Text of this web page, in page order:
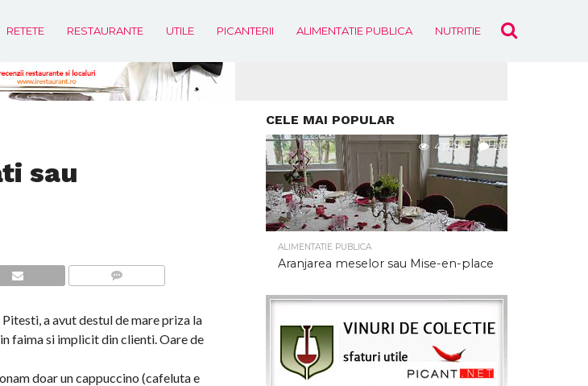
RETETE RESTAURANTE UTILE PICANTERII ALIMENTATIE PUBLICA NUTRITIE EVENIMENTE
sau
a avut destul de mare priza la
faima si implicit din clienti. Oare de
doar un cappuccino (cafeluta e
CELE MAI POPULAR
437.2K 2
ALIMENTATIE PUBLICA
Aranjarea meselor sau Mise-en-place